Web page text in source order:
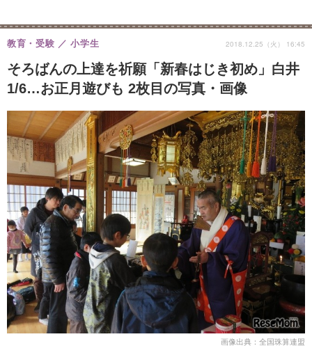
そろばんの上達を祈願「新春はじき初め」白井
1/6…お正月遊びも 2枚目の写真・画像
教育・受験 小学生 2018.12.25（火） 16:45
画像出典：全国珠算連盟